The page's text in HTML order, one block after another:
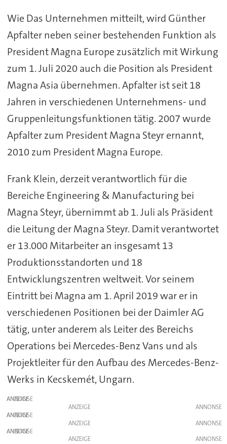
Wie Das Unternehmen mitteilt, wird Günther
Apfalter neben seiner bestehenden Funktion als
President Magna Europe zusätzlich mit Wirkung
zum 1. Juli 2020 auch die Position als President
Magna Asia übernehmen. Apfalter ist seit 18
Jahren in verschiedenen Unternehmens- und
Gruppenleitungsfunktionen tätig. 2007 wurde
Apfalter zum President Magna Steyr ernannt,
2010 zum President Magna Europe.
Frank Klein, derzeit verantwortlich für die
Bereiche Engineering & Manufacturing bei
Magna Steyr, übernimmt ab 1. Juli als Präsident
die Leitung der Magna Steyr. Damit verantwortet
er 13.000 Mitarbeiter an insgesamt 13
Produktionsstandorten und 18
Entwicklungszentren weltweit. Vor seinem
Eintritt bei Magna am 1. April 2019 war er in
verschiedenen Positionen bei der Daimler AG
tätig, unter anderem als Leiter des Bereichs
Operations bei Mercedes-Benz Vans und als
Projektleiter für den Aufbau des Mercedes-Benz-
Werks in Kecskemét, Ungarn.
ANZEIGE
ANZEIGE
ANZEIGE
ANZEIGE
ANZEIGE
ANZEIGE